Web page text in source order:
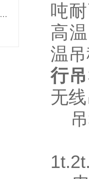
讲述叉车加装秤的功能说明以及注意事项
吨
高
温
行
无
吊